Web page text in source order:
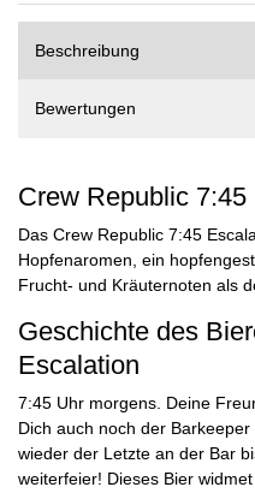
Beschreibung
Bewertungen
Crew Republic
Das Crew Republic 7:45
Hopfenaromen, ein
Frucht- und Kräuternoten als
Geschichte des
Escalation
7:45 Uhr morgens. Deine
Dich auch noch der
wieder der Letzte an der Bar
weiterfeier! Dieses Bier